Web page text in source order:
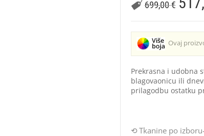
699,00€
Ovaj
Prekrasna i udobna
blagovaonicu ili
prilagodbu ostatku
Tkanine po